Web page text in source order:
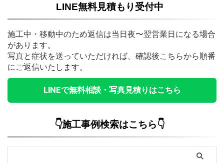
LINE無料見積もり受付中
施工中・移動中のため返信は当日夜〜翌営業日になる場合
があります。
写真と症状を送っていただければ、確認後こちらから順番
にご返信いたします。
LINEで無料相談・写真見積りはこちら
👇施工事例検索はこちら👇